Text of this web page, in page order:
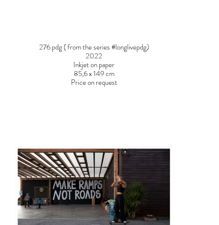
276.pdg ( from the series #longlivepdg)
2022
Inkjet on paper
85,6 x 149 cm
Price on request